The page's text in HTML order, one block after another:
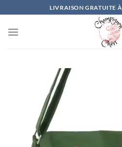
au
contenu
LIVRAISON GRATUITE